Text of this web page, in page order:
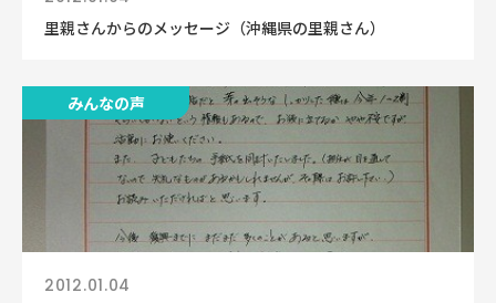
里親さんからのメッセージ（沖縄県の里親さん）
みんなの声
2012.01.04